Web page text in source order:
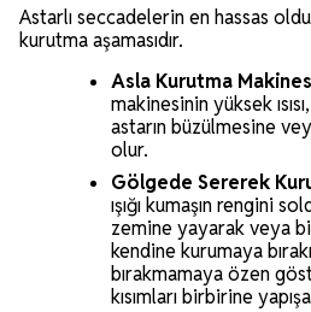
Astarlı seccadelerin en hassas
kurutma aşamasıdır.
Asla Kurutma
makinesinin yüksek
astarın büzülmesine
olur.
Gölgede Sererek
ışığı kumaşın rengini
zemine yayarak veya
kendine kurumaya
bırakmamaya özen
kısımları birbirine